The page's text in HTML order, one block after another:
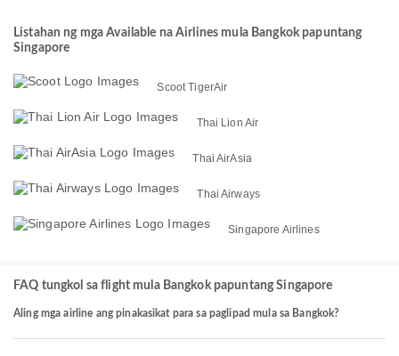
Listahan ng mga Available na Airlines mula Bangkok papuntang
Singapore
Scoot TigerAir
Thai Lion Air
Thai AirAsia
Thai Airways
Singapore Airlines
FAQ tungkol sa flight mula Bangkok papuntang Singapore
Aling mga airline ang pinakasikat para sa paglipad mula sa Bangkok?